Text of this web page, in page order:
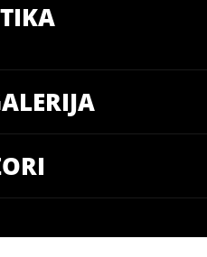
(14:00)
Split International School
dodatnu dozu iskustva.
i u boljem je
cijele sezone. Očekuje nas